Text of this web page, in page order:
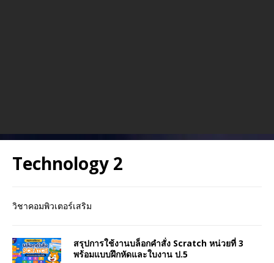
Technology 2
วิชาคอมพิวเตอร์เสริม
สรุปการใช้งานบล็อกคำสั่ง Scratch หน่วยที่ 3
พร้อมแบบฝึกหัดและใบงาน ป.5